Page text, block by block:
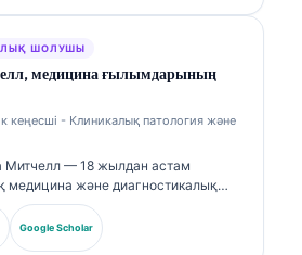
етуге қатысты клиникалық
жүзеге асырады. Д-р Кляйн
түсіндіру және зертханалық
бойынша зертханалық медицина
кеңінен жариялады.
ШОЛУШЫ
медицина ғылымдарының
кеңесші - Клиникалық патология және
Митчелл — 18 жылдан астам
медицина және диагностикалық
тәжірибесі бар, біліктілігі
патологоанатом. Ол
химия бойынша мамандандырылған
Google Scholar